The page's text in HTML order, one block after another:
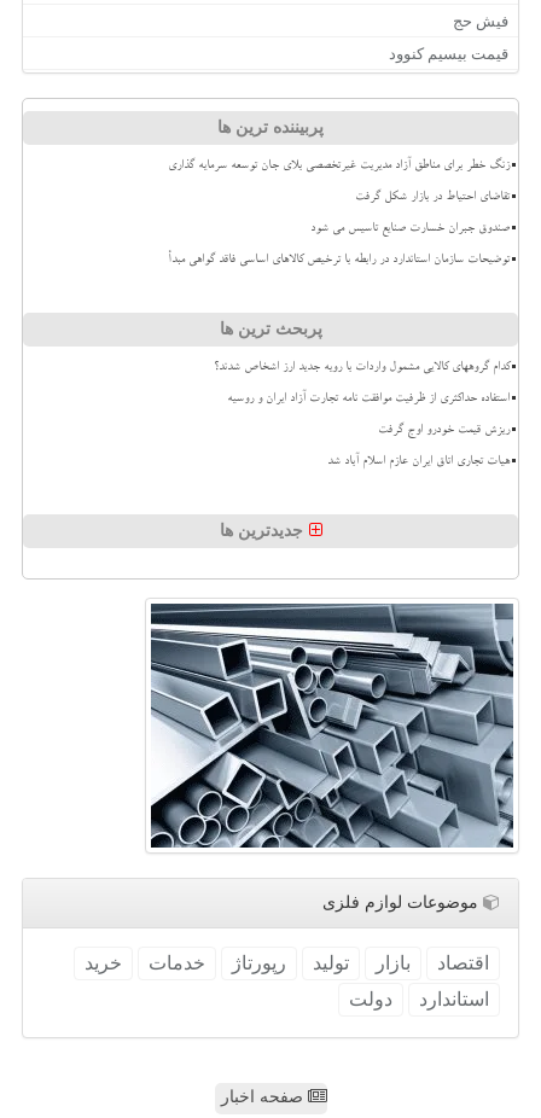
فیش حج
قیمت بیسیم کنوود
پربیننده ترین ها
زنگ خطر برای مناطق آزاد مدیریت غیرتخصصی بلای جان توسعه سرمایه گذاری
تقاضای احتیاط در بازار شکل گرفت
صندوق جبران خسارت صنایع تاسیس می شود
توضیحات سازمان استاندارد در رابطه با ترخیص کالاهای اساسی فاقد گواهی مبدأ
پربحث ترین ها
کدام گروههای کالایی مشمول واردات با رویه جدید ارز اشخاص شدند؟
استفاده حداکثری از ظرفیت موافقت نامه تجارت آزاد ایران و روسیه
ریزش قیمت خودرو اوج گرفت
هیات تجاری اتاق ایران عازم اسلام آباد شد
جدیدترین ها
موضوعات لوازم فلزی
اقتصاد بازار تولید رپورتاژ خدمات
خرید
استاندارد
دولت
صفحه اخبار